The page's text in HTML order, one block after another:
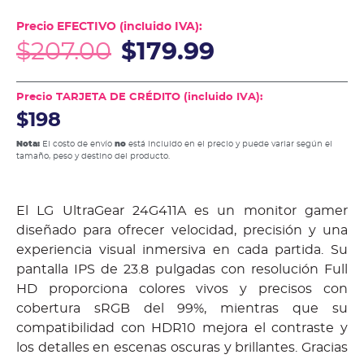
Precio EFECTIVO (incluido IVA):
$207.00 $179.99
Precio TARJETA DE CRÉDITO (incluido IVA):
$198
Nota: El costo de envío no está incluido en el precio y puede variar según el
tamaño, peso y destino del producto.
El LG UltraGear 24G411A es un monitor gamer
diseñado para ofrecer velocidad, precisión y una
experiencia visual inmersiva en cada partida. Su
pantalla IPS de 23.8 pulgadas con resolución Full
HD proporciona colores vivos y precisos con
cobertura sRGB del 99%, mientras que su
compatibilidad con HDR10 mejora el contraste y
los detalles en escenas oscuras y brillantes. Gracias